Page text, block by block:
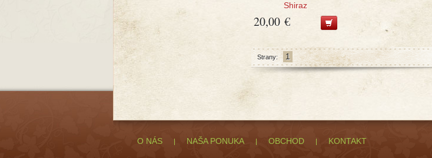
Shiraz
20,00 €
Strany: 1
O NÁS NAŠA PONUKA OBCHOD KONTAKT